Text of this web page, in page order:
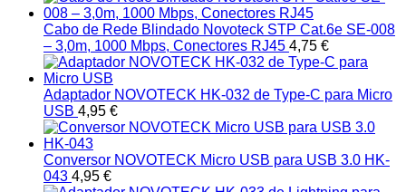
Cabo de Rede Blindado Novoteck STP Cat.6e SE-008
– 3,0m, 1000 Mbps, Conectores RJ45 4,75 €
Adaptador NOVOTECK HK-032 de Type-C para Micro
USB 4,95 €
Conversor NOVOTECK Micro USB para USB 3.0 HK-
043 4,95 €